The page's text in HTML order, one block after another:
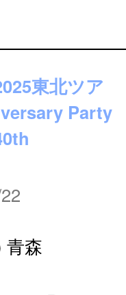
東北ツア
Party
青森